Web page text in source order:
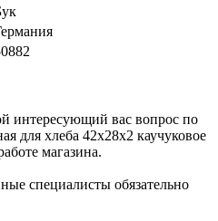
интересующий вас вопрос по
для хлеба 42х28х2 каучуковое
магазина.
специалисты обязательно